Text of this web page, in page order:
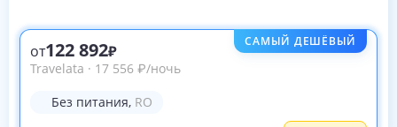
САМЫЙ ДЕШЁВЫЙ
от122 892
Travelata · 17 556 ₽/ночь
Без питания, RO